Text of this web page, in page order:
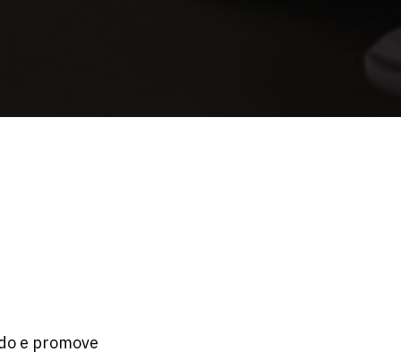
e promove